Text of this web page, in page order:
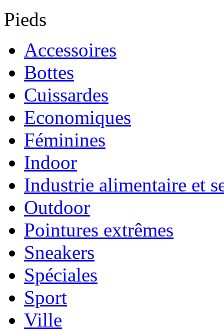
Pieds
Accessoires
Bottes
Cuissardes
Economiques
Féminines
Indoor
Industrie alimentaire et
Outdoor
Pointures extrêmes
Sneakers
Spéciales
Sport
Ville